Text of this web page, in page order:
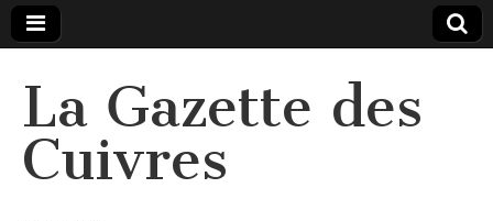
La Gazette des
Cuivres